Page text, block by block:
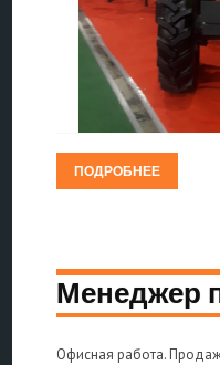
ПОДРОБНЕЕ
Менеджер
Офисная работа.